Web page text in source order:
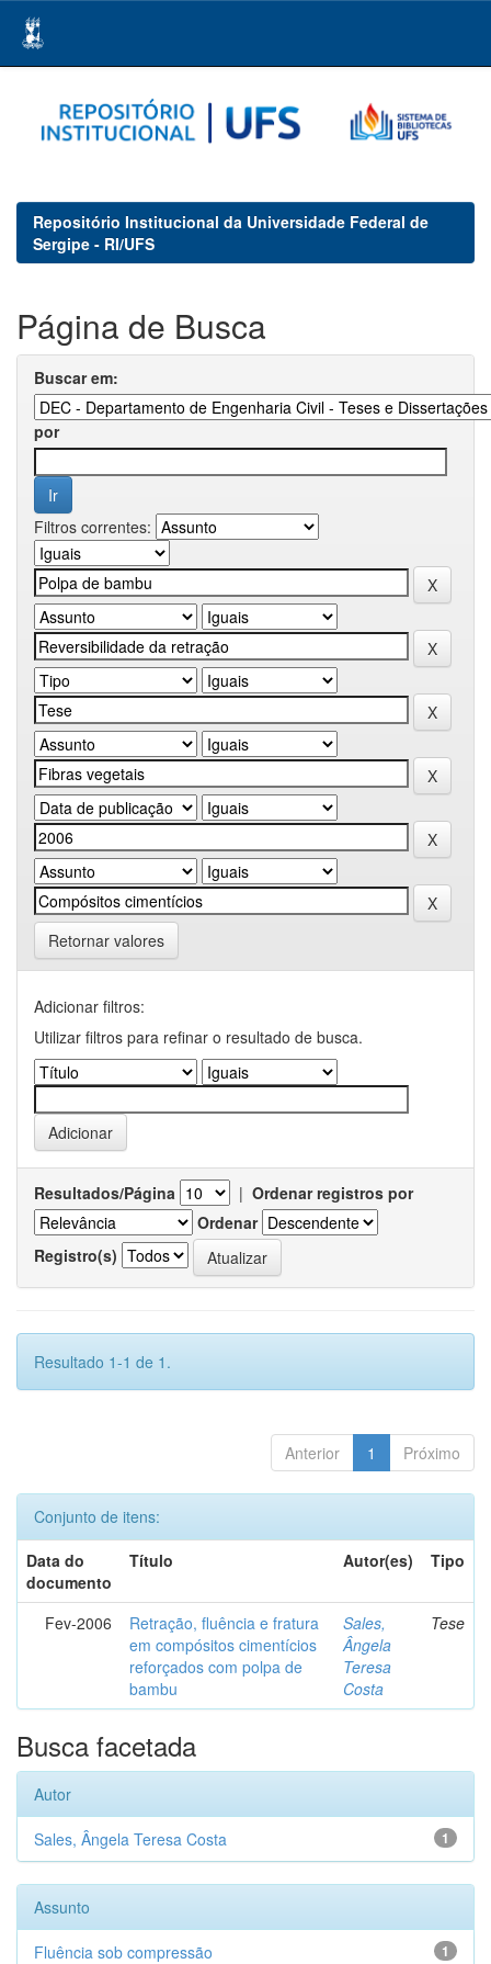
navigation
Repositório Institucional da Universidade Federal de
Sergipe - RI/UFS
Página de Busca
Buscar em:
por
Filtros correntes:
Retornar valores
Adicionar filtros:
Utilizar filtros para refinar o resultado de busca.
Resultados/Página | Ordenar registros por
Ordenar
Registro(s)
Resultado 1-1 de 1.
Anterior 1 Próximo
Conjunto de itens:
Data do
documento
Título Autor(es) Tipo
Fev-2006
Retração, fluência e fratura
em compósitos cimentícios
reforçados com polpa de
bambu
Sales,
Ângela
Teresa
Costa
Tese
Busca facetada
Autor
1
Sales, Ângela Teresa Costa
Assunto
1
Fluência sob compressão